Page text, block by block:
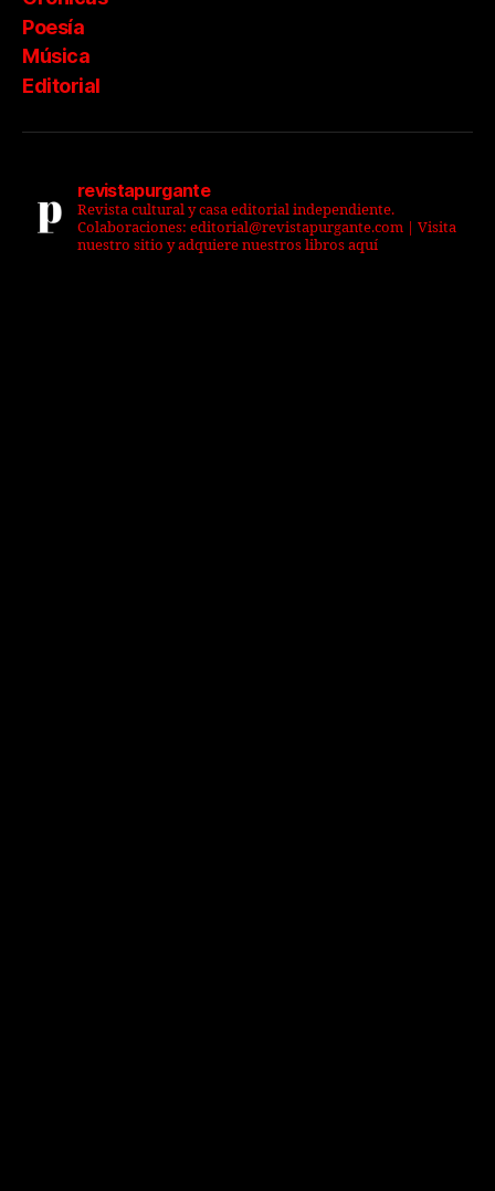
Poesía
Música
Editorial
revistapurgante
Revista cultural y casa editorial independiente.
Colaboraciones: editorial@revistapurgante.com | Visita
nuestro sitio y adquiere nuestros libros aquí